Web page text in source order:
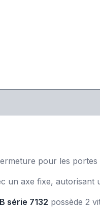
pour les
un axe fixe,
série 7132 possède 2